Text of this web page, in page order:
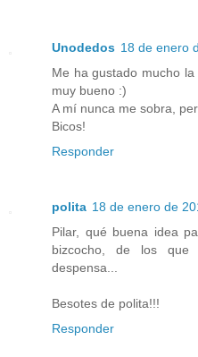
Unodedos 18 de enero
Me ha gustado mucho
muy bueno :)
A mí nunca me sobra,
Bicos!
Responder
polita 18 de enero de
Pilar, qué buena idea
bizcocho, de los que
despensa...
Besotes de polita!!!
Responder